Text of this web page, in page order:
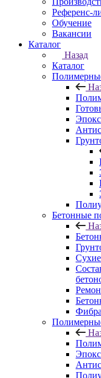
Референс-
Обучение
Вакансии
Каталог
Назад
Каталог
Бетонные